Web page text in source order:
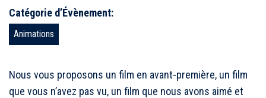
Catégorie d’Évènement:
Animations
Nous vous proposons un film en avant-première, un film
que vous n’avez pas vu, un film que nous avons aimé et